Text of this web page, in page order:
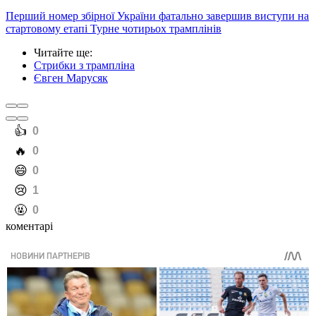
Перший номер збірної України фатально завершив виступи на
стартовому етапі Турне чотирьох трамплінів
Читайте ще:
Стрибки з трампліна
Євген Марусяк
️👍 0
️🔥 0
️😄 0
️😢 1
️🤬 0
коментарі